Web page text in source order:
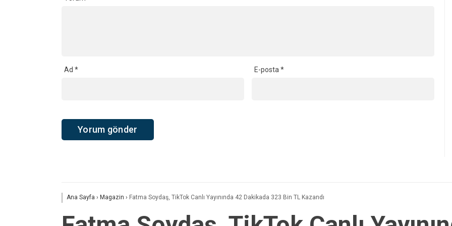
Ad * E-posta*
Ana Sayfa › Magazin › Fatma Soydaş, TikTok Canlı Yayınında 42 Dakikada 323 Bin TL Kazandı